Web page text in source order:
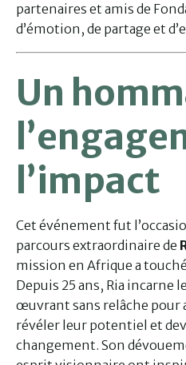
partenaires et amis de
d’émotion, de partage et
Un
l’impact
Cet événement fut
parcours extraordinaire de
mission en Afrique a
Depuis 25 ans, Ria incarne
œuvrant sans relâche pour
révéler leur potentiel et
changement. Son